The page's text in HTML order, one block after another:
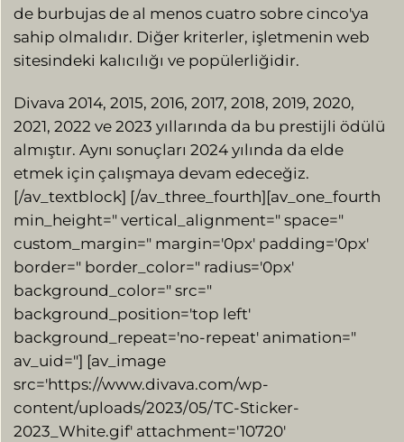
de burbujas de al menos cuatro sobre cinco'ya
sahip olmalıdır. Diğer kriterler, işletmenin web
sitesindeki kalıcılığı ve popülerliğidir.
Divava 2014, 2015, 2016, 2017, 2018, 2019, 2020,
2021, 2022 ve 2023 yıllarında da bu prestijli ödülü
almıştır. Aynı sonuçları 2024 yılında da elde
etmek için çalışmaya devam edeceğiz.
[/av_textblock] [/av_three_fourth][av_one_fourth
min_height=" vertical_alignment=" space="
custom_margin=" margin='0px' padding='0px'
border=" border_color=" radius='0px'
background_color=" src="
background_position='top left'
background_repeat='no-repeat' animation="
av_uid="] [av_image
src='https://www.divava.com/wp-
content/uploads/2023/05/TC-Sticker-
2023_White.gif' attachment='10720′